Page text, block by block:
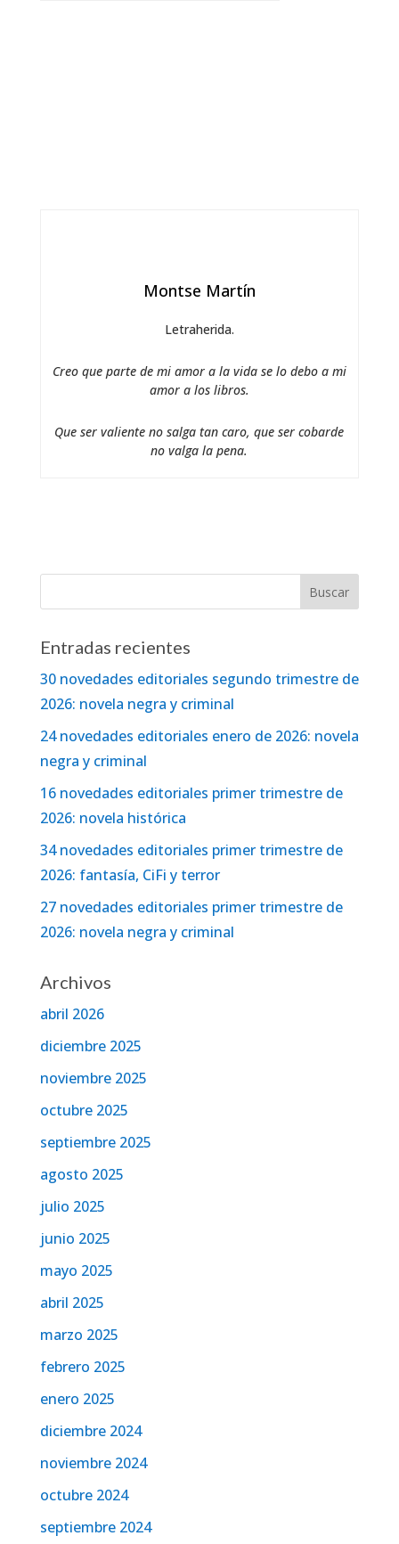
Montse Martín
Letraherida.
Creo que parte de mi amor a la vida se lo debo a mi
amor a los libros.
Que ser valiente no salga tan caro, que ser cobarde
no valga la pena.
Entradas recientes
30 novedades editoriales segundo trimestre de
2026: novela negra y criminal
24 novedades editoriales enero de 2026: novela
negra y criminal
16 novedades editoriales primer trimestre de
2026: novela histórica
34 novedades editoriales primer trimestre de
2026: fantasía, CiFi y terror
27 novedades editoriales primer trimestre de
2026: novela negra y criminal
Archivos
abril 2026
diciembre 2025
noviembre 2025
octubre 2025
septiembre 2025
agosto 2025
julio 2025
junio 2025
mayo 2025
abril 2025
marzo 2025
febrero 2025
enero 2025
diciembre 2024
noviembre 2024
octubre 2024
septiembre 2024